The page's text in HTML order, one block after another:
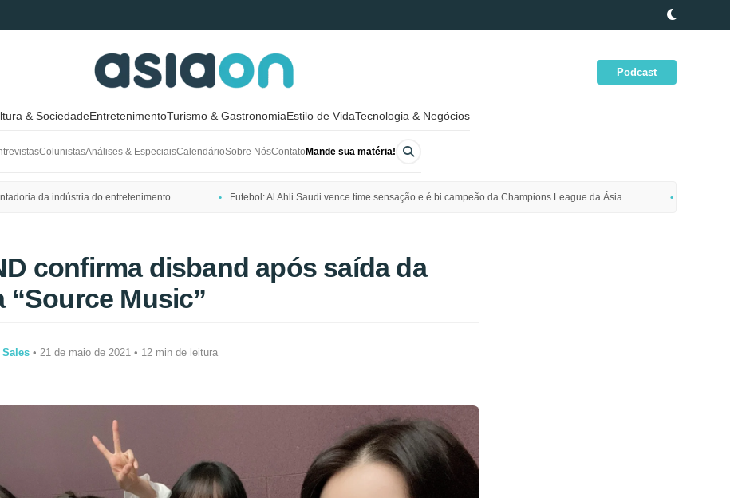
Podcast
& SociedadeEntretenimentoTurismo & GastronomiaEstilo de VidaTecnologia & Negócios
ColunistasAnálises & EspeciaisCalendárioSobre NósContato Mande sua matéria!
da indústria do entretenimento Futebol: Al Ahli Saudi vence time sensação e é bi campeão da Champions League da Ásia
confirma disband após saída da
“Source Music”
Sales • 21 de maio de 2021 • 12 min de leitura